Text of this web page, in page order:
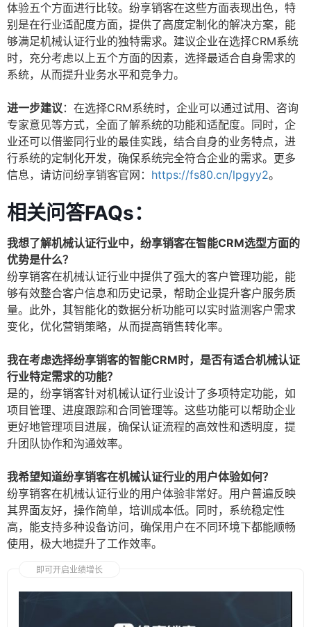
体验五个方面进行比较。纷享销客在这些方面表现出色，特
别是在行业适配度方面，提供了高度定制化的解决方案，能
够满足机械认证行业的独特需求。建议企业在选择CRM系统
时，充分考虑以上五个方面的因素，选择最适合自身需求的
系统，从而提升业务水平和竞争力。
进一步建议：在选择CRM系统时，企业可以通过试用、咨询
专家意见等方式，全面了解系统的功能和适配度。同时，企
业还可以借鉴同行业的最佳实践，结合自身的业务特点，进
行系统的定制化开发，确保系统完全符合企业的需求。更多
信息，请访问纷享销客官网： https://fs80.cn/lpgyy2。
相关问答FAQs：
我想了解机械认证行业中，纷享销客在智能CRM选型方面的
优势是什么？
纷享销客在机械认证行业中提供了强大的客户管理功能，能
够有效整合客户信息和历史记录，帮助企业提升客户服务质
量。此外，其智能化的数据分析功能可以实时监测客户需求
变化，优化营销策略，从而提高销售转化率。
我在考虑选择纷享销客的智能CRM时，是否有适合机械认证
行业特定需求的功能？
是的，纷享销客针对机械认证行业设计了多项特定功能，如
项目管理、进度跟踪和合同管理等。这些功能可以帮助企业
更好地管理项目进展，确保认证流程的高效性和透明度，提
升团队协作和沟通效率。
我希望知道纷享销客在机械认证行业的用户体验如何？
纷享销客在机械认证行业的用户体验非常好。用户普遍反映
其界面友好，操作简单，培训成本低。同时，系统稳定性
高，能支持多种设备访问，确保用户在不同环境下都能顺畅
使用，极大地提升了工作效率。
即可开启业绩增长